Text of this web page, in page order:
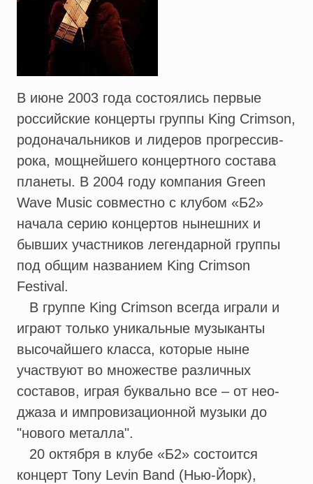
В июне 2003 года состоялись первые
российские концерты группы King Crimson,
родоначальников и лидеров прогрессив-
рока, мощнейшего концертного состава
планеты. В 2004 году компания Green
Wave Music совместно с клубом «Б2»
начала серию концертов нынешних и
бывших участников легендарной группы
под общим названием King Crimson
Festival.
В группе King Crimson всегда играли и
играют только уникальные музыканты
высочайшего класса, которые ныне
участвуют во множестве различных
составов, играя буквально все – от нео-
джаза и импровизационной музыки до
"нового металла".
20 октября в клубе «Б2» состоится
концерт Tony Levin Band (Нью-Йорк),